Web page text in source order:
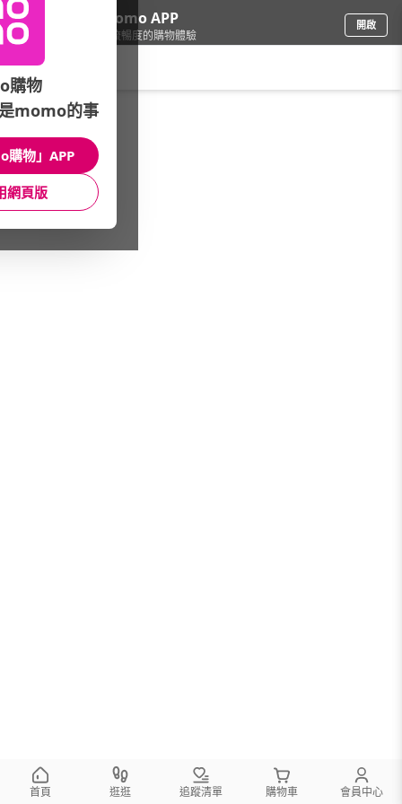
下載momo APP
給你3倍流暢度的購物體驗
開啟
內衣/女內著/推薦品牌
館長推薦 月銷量
首頁 逛逛 追蹤清單 購物車 會員中心
購物
momo的事
購物」APP
網頁版